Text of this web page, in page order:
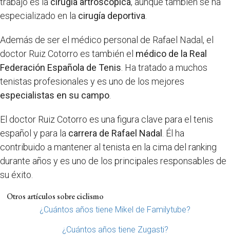
especializado en la cirugía deportiva
Además de ser el médico personal de Rafael Nadal, el
doctor Ruiz Cotorro es también el médico de la Real
Federación Española de Tenis . Ha tratado a muchos
tenistas profesionales y es uno de los mejores
especialistas en su campo
El doctor Ruiz Cotorro es una figura clave para el tenis
español y para la carrera de Rafael Nadal . Él ha
contribuido a mantener al tenista en la cima del ranking
durante años y es uno de los principales responsables de
su éxito.
Otros artículos sobre ciclismo
¿Cuántos años tiene Mikel de Familytube?
¿Cuántos años tiene Zugasti?